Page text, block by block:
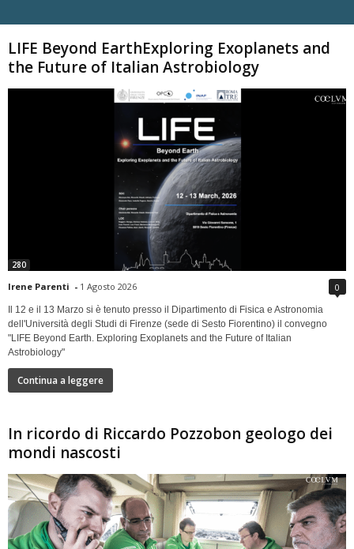
LIFE Beyond EarthExploring Exoplanets and
the Future of Italian Astrobiology
280
Irene Parenti - 1 Agosto 2026 0
Il 12 e il 13 Marzo si è tenuto presso il Dipartimento di Fisica e Astronomia
dell'Università degli Studi di Firenze (sede di Sesto Fiorentino) il convegno
"LIFE Beyond Earth. Exploring Exoplanets and the Future of Italian
Astrobiology"
Continua a leggere
In ricordo di Riccardo Pozzobon geologo dei
mondi nascosti